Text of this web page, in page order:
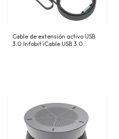
Cable de extensión activo USB
3.0 Infobit iCable USB 3.0